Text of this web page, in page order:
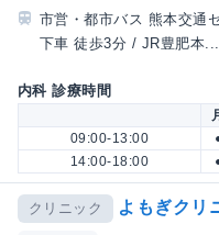
市営・都市バス 熊本交通
下車 徒歩3分 / JR豊肥本...
内科 診療時間
09:00-13:00
14:00-18:00
クリニック よもぎクリ